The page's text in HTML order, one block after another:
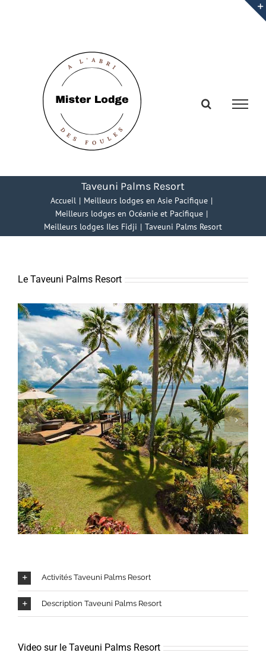
Taveuni Palms Resort
Accueil
Meilleurs lodges en Asie Pacifique
Meilleurs lodges en Océanie et Pacifique
Meilleurs lodges Iles Fidji
Taveuni Palms Resort
Le Taveuni Palms Resort
Activités Taveuni Palms Resort
Description Taveuni Palms Resort
Video sur le Taveuni Palms Resort